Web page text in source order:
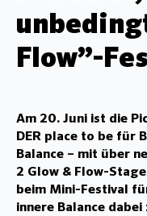
Flow”-
Am 20. Juni ist die
DER place to be für
Balance – mit über
2 Glow & Flow-
beim Mini-Festival
innere Balance dabei